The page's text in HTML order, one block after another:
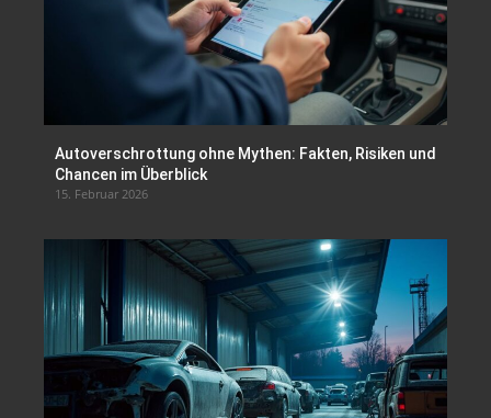
Autoverschrottung ohne Mythen: Fakten, Risiken und
Chancen im Überblick
15. Februar 2026